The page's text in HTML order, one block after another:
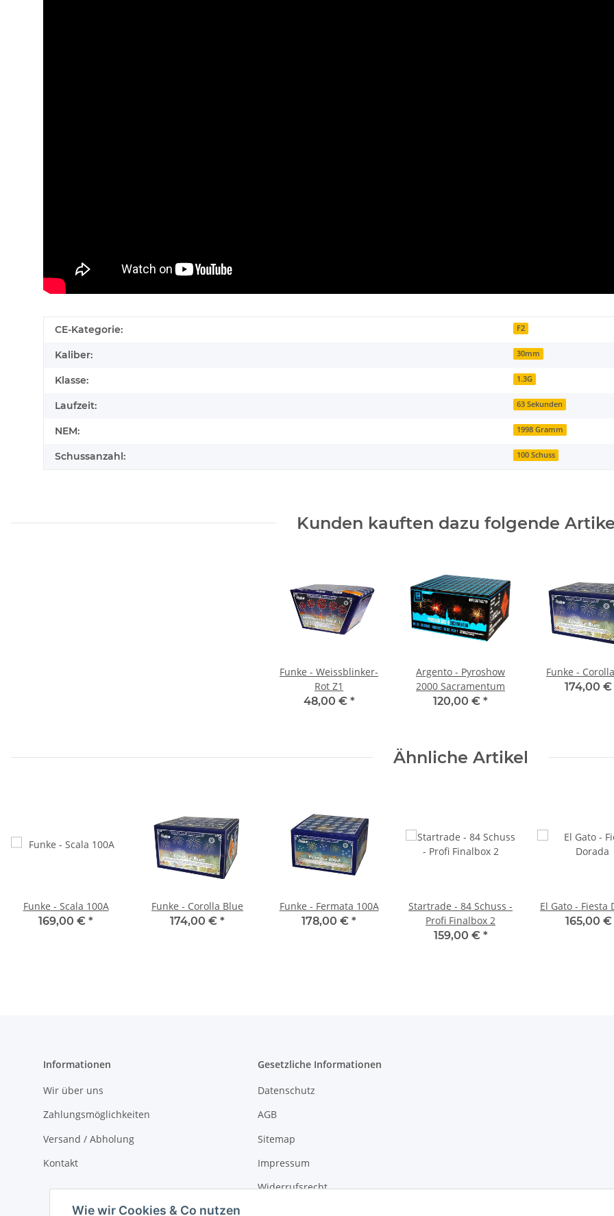
CE-Kategorie: F2
Kaliber: 30mm
Klasse: 1.3G
Laufzeit: 63 Sekunden
NEM: 1998 Gramm
Schussanzahl: 100 Schuss
Kunden kauften dazu folgende
Funke - Weissblinker-
Rot Z1
48,00 € *
Argento - Pyroshow
2000 Sacramentum
120,00 € *
Funke -
174,00 €
Ähnliche Artikel
Funke - Scala 100A
169,00 € *
Funke - Corolla Blue
174,00 € *
Funke - Fermata 100A
178,00 € *
Startrade - 84 Schuss -
Profi Finalbox 2
159,00 € *
El Gato - Fiesta
165,00 €
Informationen
Wir über uns
Zahlungsmöglichkeiten
Versand / Abholung
Kontakt
Gesetzliche Informationen
Datenschutz
AGB
Sitemap
Impressum
Widerrufsrecht
Wie wir Cookies & Co nutzen